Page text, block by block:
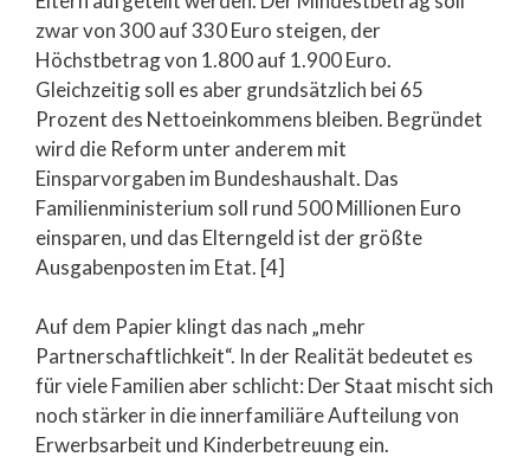
zwar von 300 auf 330 Euro steigen, der
Höchstbetrag von 1.800 auf 1.900 Euro.
Gleichzeitig soll es aber grundsätzlich bei 65
Prozent des Nettoeinkommens bleiben. Begründet
wird die Reform unter anderem mit
Einsparvorgaben im Bundeshaushalt. Das
Familienministerium soll rund 500 Millionen Euro
einsparen, und das Elterngeld ist der größte
Ausgabenposten im Etat. [4]
Auf dem Papier klingt das nach „mehr
Partnerschaftlichkeit“. In der Realität bedeutet es
für viele Familien aber schlicht: Der Staat mischt sich
noch stärker in die innerfamiliäre Aufteilung von
Erwerbsarbeit und Kinderbetreuung ein.